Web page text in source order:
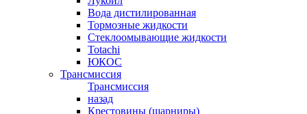
Вода дистилированная
Тормозные жидкости
Стеклоомывающие жидкости
Totachi
ЮКОС
Трансмиссия
Трансмиссия
назад
Крестовины (шарниры)